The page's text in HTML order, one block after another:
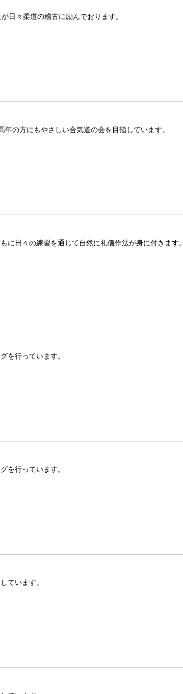
日々柔道の稽古に励んでおります。
の方にもやさしい合気道の会を目指しています。
に日々の練習を通じて自然に礼儀作法が身に付きます。
を行っています。
を行っています。
ています。